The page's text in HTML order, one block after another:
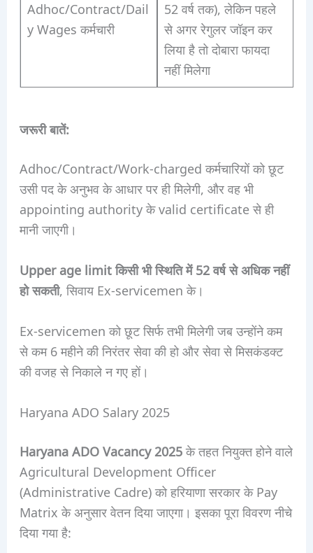
Adhoc/Contract/Dail
y Wages कर्मचारी
52 वर्ष तक), लेकिन पहले
से अगर रेगुलर जॉइन कर
लिया है तो दोबारा फायदा
नहीं मिलेगा
जरूरी बातें:
Adhoc/Contract/Work-charged कर्मचारियों को छूट
उसी पद के अनुभव के आधार पर ही मिलेगी, और वह भी
appointing authority के valid certificate से ही
मानी जाएगी।
Upper age limit किसी भी स्थिति में 52 वर्ष से अधिक नहीं
हो सकती, सिवाय Ex-servicemen के।
Ex-servicemen को छूट सिर्फ तभी मिलेगी जब उन्होंने कम
से कम 6 महीने की निरंतर सेवा की हो और सेवा से मिसकंडक्ट
की वजह से निकाले न गए हों।
Haryana ADO Salary 2025
Haryana ADO Vacancy 2025के तहत नियुक्त होने वाले
Agricultural Development Officer
(Administrative Cadre) को हरियाणा सरकार के Pay
Matrix के अनुसार वेतन दिया जाएगा। इसका पूरा विवरण नीचे
दिया गया है: